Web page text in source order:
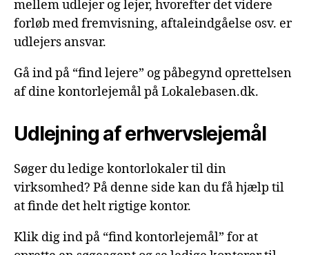
mellem udlejer og lejer, hvorefter det videre
forløb med fremvisning, aftaleindgåelse osv. er
udlejers ansvar.
Gå ind på “find lejere” og påbegynd oprettelsen
af dine kontorlejemål på Lokalebasen.dk.
Udlejning af erhvervslejemål
Søger du ledige kontorlokaler til din
virksomhed? På denne side kan du få hjælp til
at finde det helt rigtige kontor.
Klik dig ind på “find kontorlejemål” for at